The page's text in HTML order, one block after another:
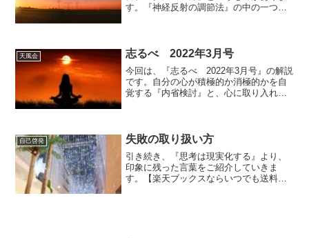
す。『神経反射の調節法』の中の一つ
氣を充実させて、３、肛門を締め...
天風会 志るべ 2022年3月号
今回は、『志るべ 2022年3月号』の解説
です。自分の心が積極的か消極的かを自
覚する『内省検討』と、心に取り入れる
なっていく。
自己啓発 失敗の取り扱い方
引き続き、『思考は現実化する』より、
印象に残った言葉をご紹介していきま
す。【楽天ブックスならいつでも送料無